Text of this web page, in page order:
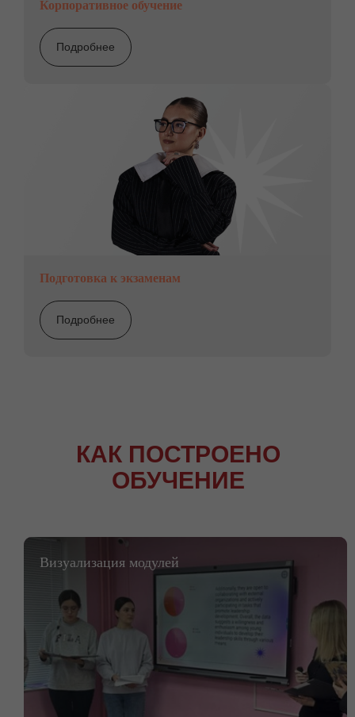
Корпоративное обучение
Подробнее
Подготовка к экзаменам
Подробнее
КАК ПОСТРОЕНО
ОБУЧЕНИЕ
Визуализация модулей